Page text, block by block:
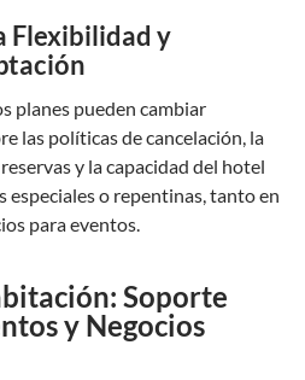
Flexibilidad y
planes pueden cambiar
las políticas de cancelación, la
y la capacidad del hotel
especiales o repentinas, tanto en
para eventos.
Soporte
y Negocios